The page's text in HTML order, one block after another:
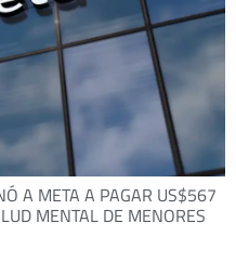
A META A PAGAR US$567
MENTAL DE MENORES